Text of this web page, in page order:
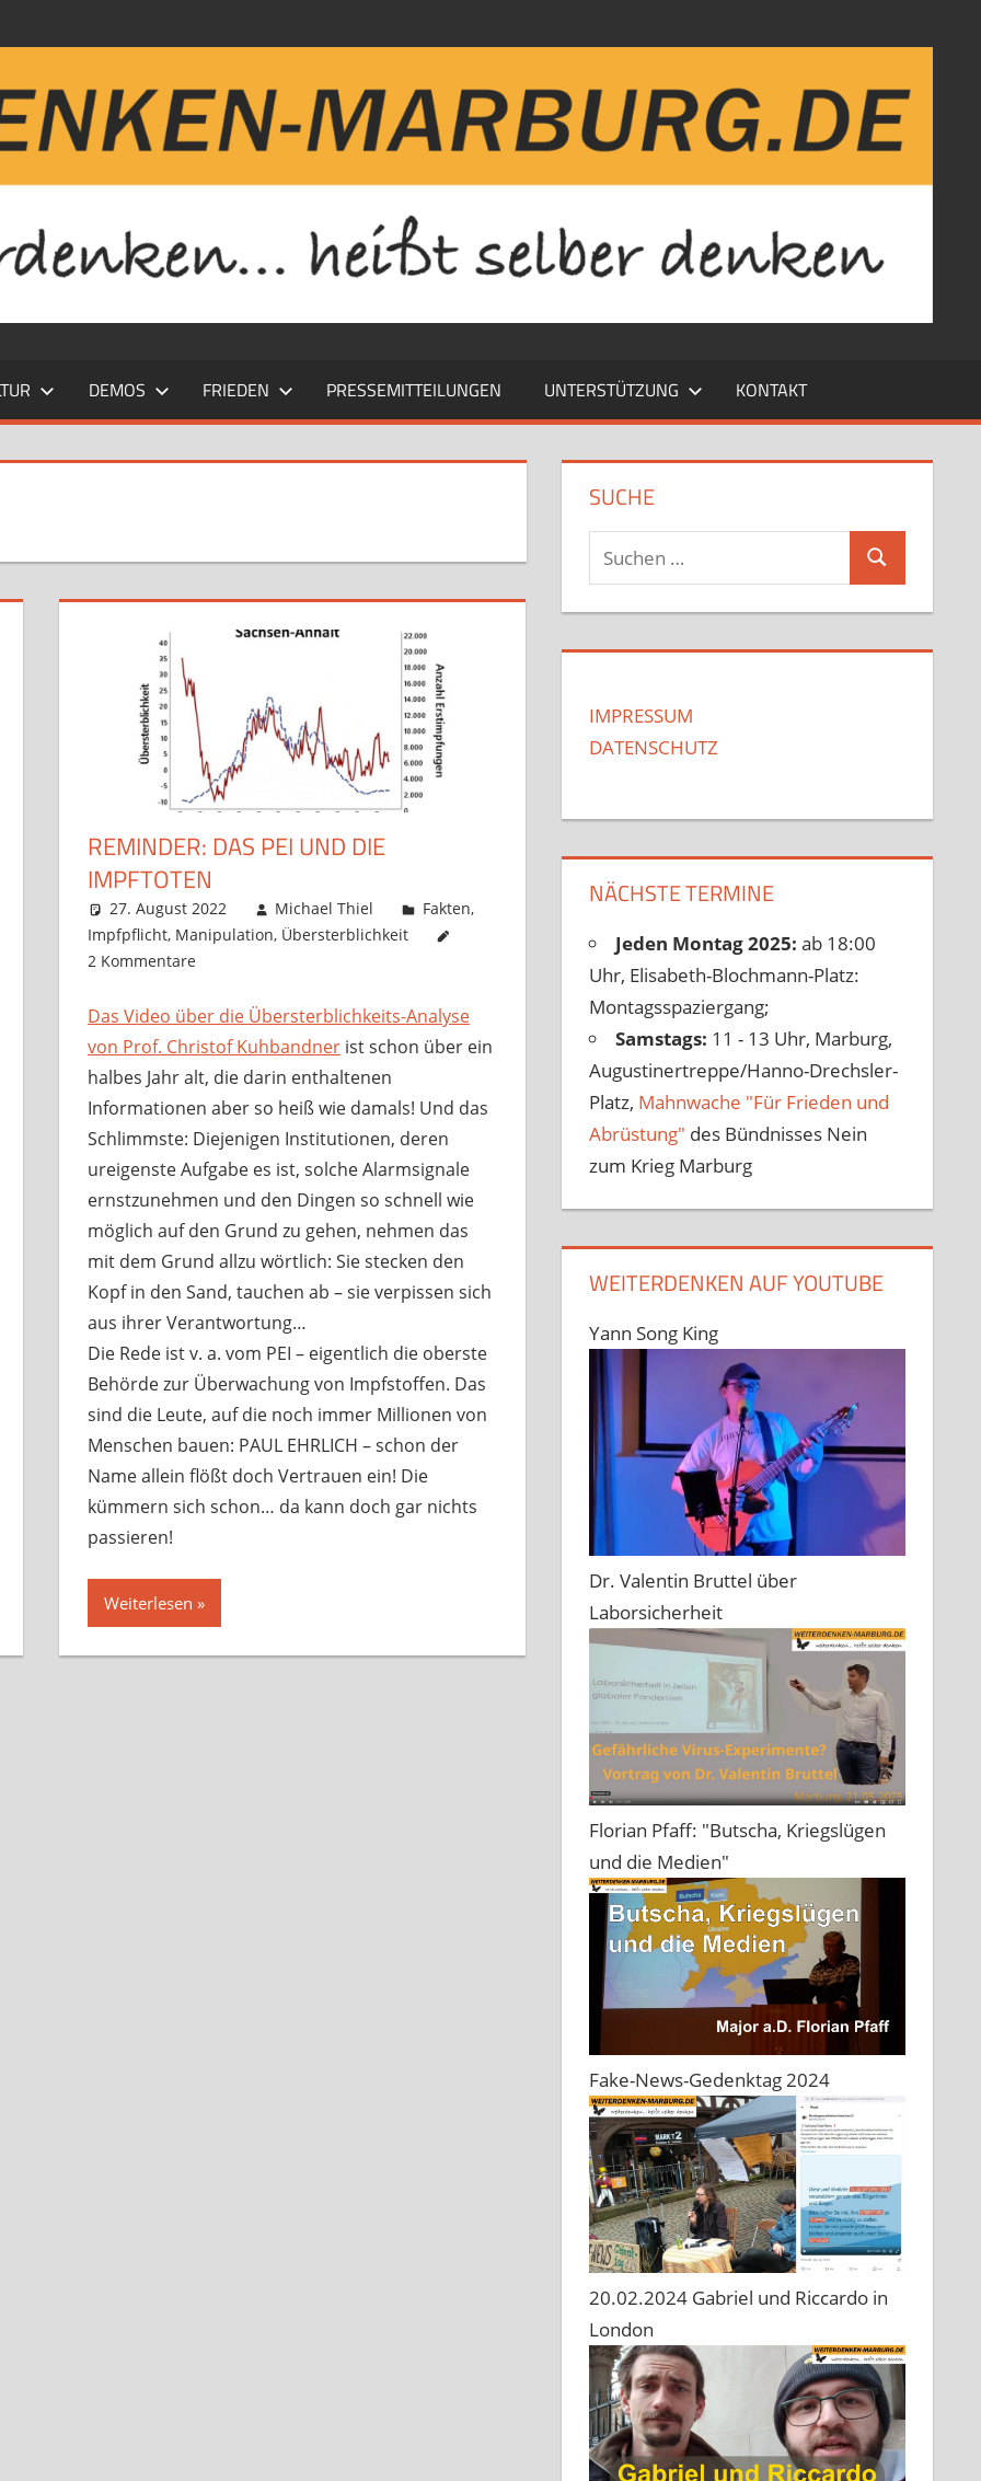
DEMOS FRIEDEN PRESSEMITTEILUNGEN UNTERSTÜTZUNG KONTAKT
REMINDER: DAS PEI UND DIE
IMPFTOTEN
27. August 2022 Michael Thiel Fakten,
Impfpflicht, Manipulation, Übersterblichkeit
2 Kommentare
Das Video über die Übersterblichkeits-Analyse
von Prof. Christof Kuhbandnerist schon über ein
halbes Jahr alt, die darin enthaltenen
Informationen aber so heiß wie damals! Und das
Schlimmste: Diejenigen Institutionen, deren
ureigenste Aufgabe es ist, solche Alarmsignale
ernstzunehmen und den Dingen so schnell wie
möglich auf den Grund zu gehen, nehmen das
mit dem Grund allzu wörtlich: Sie stecken den
Kopf in den Sand, tauchen ab – sie verpissen sich
aus ihrer Verantwortung…
Die Rede ist v. a. vom PEI – eigentlich die oberste
Behörde zur Überwachung von Impfstoffen. Das
sind die Leute, auf die noch immer Millionen von
Menschen bauen: PAUL EHRLICH – schon der
Name allein flößt doch Vertrauen ein! Die
kümmern sich schon… da kann doch gar nichts
passieren!
Weiterlesen
SUCHE
Suchen
nach:
Suchen
IMPRESSUM
DATENSCHUTZ
NÄCHSTE TERMINE
Jeden Montag 2025:ab 18:00
Uhr, Elisabeth-Blochmann-Platz:
Montagsspaziergang;
Samstags: 11 - 13 Uhr, Marburg,
Augustinertreppe/Hanno-Drechsler-
Platz, Mahnwache "Für Frieden und
Abrüstung" des Bündnisses Nein
zum Krieg Marburg
WEITERDENKEN AUF YOUTUBE
Yann Song King
Dr. Valentin Bruttel über
Laborsicherheit
Florian Pfaff: "Butscha, Kriegslügen
und die Medien"
Fake-News-Gedenktag 2024
20.02.2024 Gabriel und Riccardo in
London